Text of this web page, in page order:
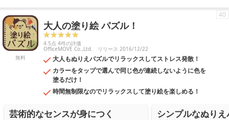
無料
大人の塗り絵 パズル！
4.5点 4件の評価
OfficeMOVE Co.,Ltd. リリース 2016/12/22
大人もぬりえパズルでリラックスしてストレス発散！
カラーをタップで選んで同じ色が連続しないように色を
塗るだけ！
時間無制限なのでリラックスして塗り絵を楽しめる！
40
芸術的なセンスが身につく シンプルなぬり